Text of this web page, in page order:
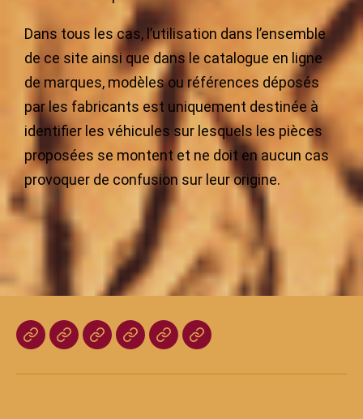
Dans tous les cas, l’utilisation dans l’ensemble
de ce site ainsi que dans le catalogue en ligne
de marques, modèles ou références déposés
par les fabricants est uniquement destinée à
identifier les véhicules sur lesquels les pièces
proposées se montent et ne doit en aucun cas
provoquer de confusion sur leur origine.